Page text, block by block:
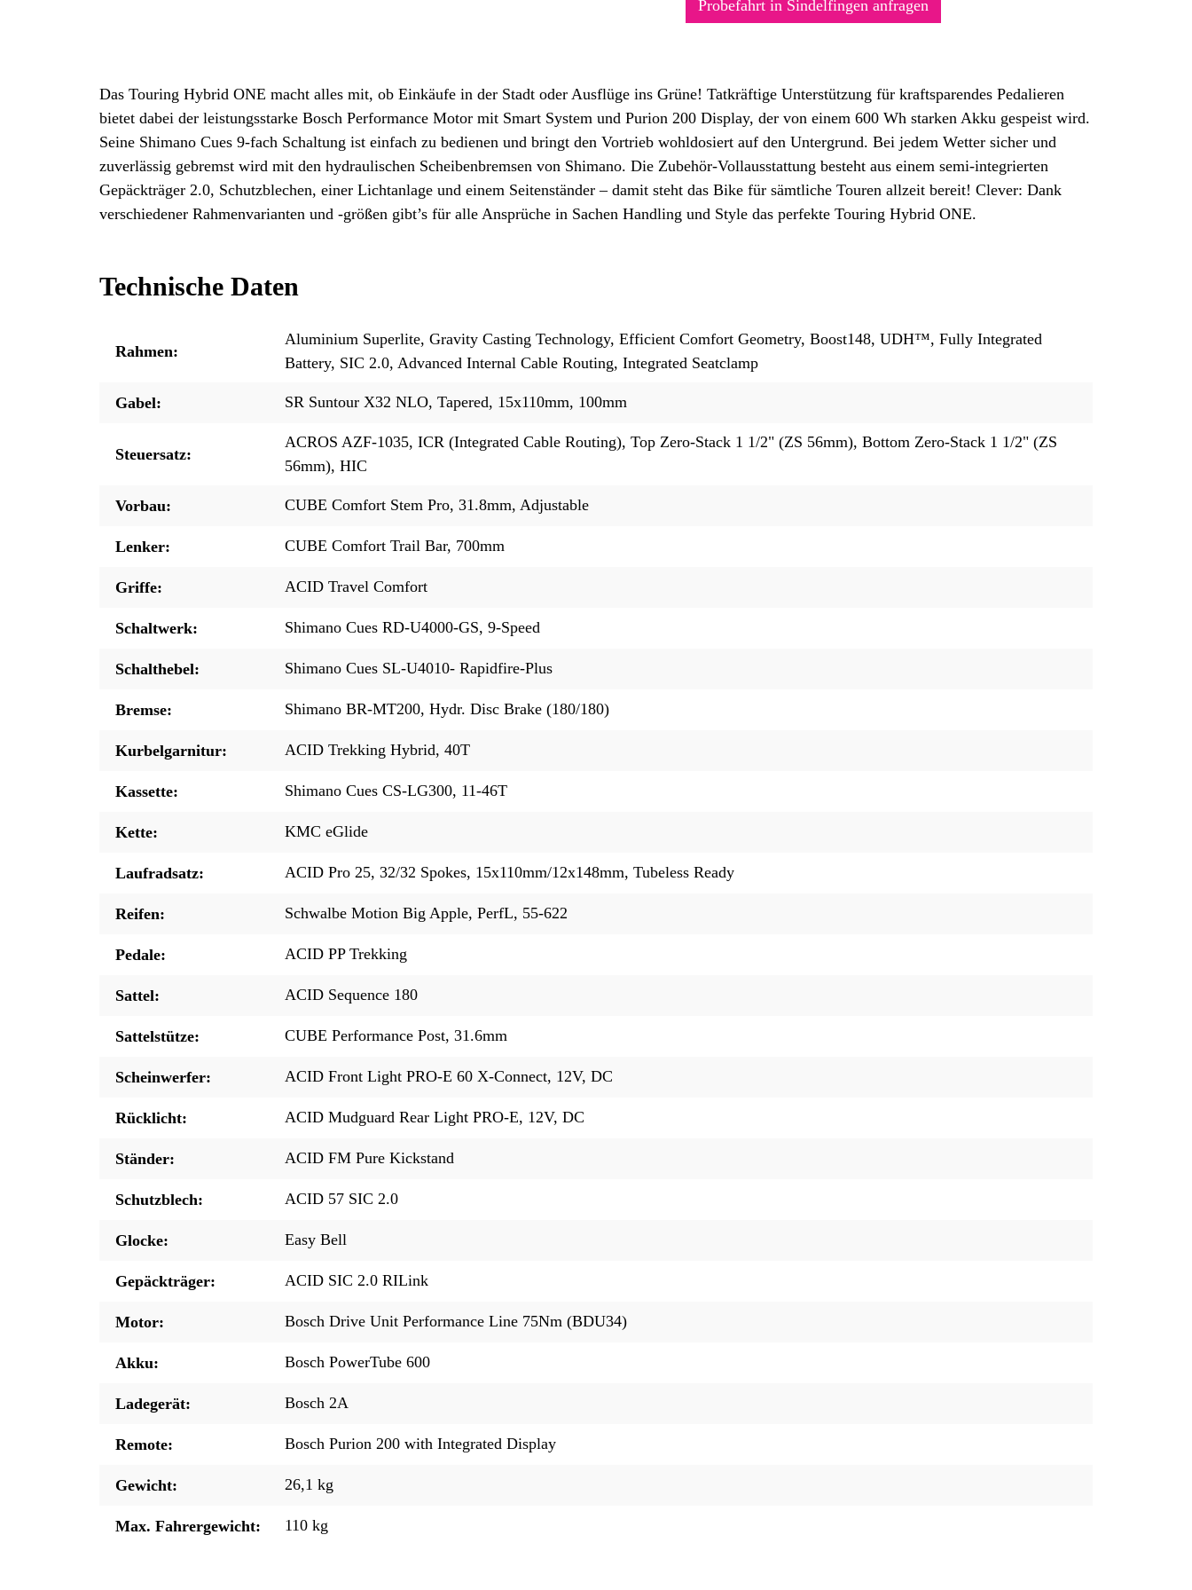
Probefahrt in Sindelfingen anfragen
Das Touring Hybrid ONE macht alles mit, ob Einkäufe in der Stadt oder Ausflüge ins Grüne! Tatkräftige Unterstützung für kraftsparendes Pedalieren
bietet dabei der leistungsstarke Bosch Performance Motor mit Smart System und Purion 200 Display, der von einem 600 Wh starken Akku gespeist wird.
Seine Shimano Cues 9-fach Schaltung ist einfach zu bedienen und bringt den Vortrieb wohldosiert auf den Untergrund. Bei jedem Wetter sicher und
zuverlässig gebremst wird mit den hydraulischen Scheibenbremsen von Shimano. Die Zubehör-Vollausstattung besteht aus einem semi-integrierten
Gepäckträger 2.0, Schutzblechen, einer Lichtanlage und einem Seitenständer – damit steht das Bike für sämtliche Touren allzeit bereit! Clever: Dank
verschiedener Rahmenvarianten und -größen gibt’s für alle Ansprüche in Sachen Handling und Style das perfekte Touring Hybrid ONE.
Technische Daten
Rahmen:
Aluminium Superlite, Gravity Casting Technology, Efficient Comfort Geometry, Boost148, UDH™, Fully Integrated
Battery, SIC 2.0, Advanced Internal Cable Routing, Integrated Seatclamp
Gabel: SR Suntour X32 NLO, Tapered, 15x110mm, 100mm
Steuersatz:
ACROS AZF-1035, ICR (Integrated Cable Routing), Top Zero-Stack 1 1/2" (ZS 56mm), Bottom Zero-Stack 1 1/2" (ZS
56mm), HIC
Vorbau: CUBE Comfort Stem Pro, 31.8mm, Adjustable
Lenker: CUBE Comfort Trail Bar, 700mm
Griffe: ACID Travel Comfort
Schaltwerk: Shimano Cues RD-U4000-GS, 9-Speed
Schalthebel: Shimano Cues SL-U4010- Rapidfire-Plus
Bremse: Shimano BR-MT200, Hydr. Disc Brake (180/180)
Kurbelgarnitur: ACID Trekking Hybrid, 40T
Kassette: Shimano Cues CS-LG300, 11-46T
Kette: KMC eGlide
Laufradsatz: ACID Pro 25, 32/32 Spokes, 15x110mm/12x148mm, Tubeless Ready
Reifen: Schwalbe Motion Big Apple, PerfL, 55-622
Pedale: ACID PP Trekking
Sattel: ACID Sequence 180
Sattelstütze: CUBE Performance Post, 31.6mm
Scheinwerfer: ACID Front Light PRO-E 60 X-Connect, 12V, DC
Rücklicht: ACID Mudguard Rear Light PRO-E, 12V, DC
Ständer: ACID FM Pure Kickstand
Schutzblech: ACID 57 SIC 2.0
Glocke: Easy Bell
Gepäckträger: ACID SIC 2.0 RILink
Motor: Bosch Drive Unit Performance Line 75Nm (BDU34)
Akku: Bosch PowerTube 600
Ladegerät: Bosch 2A
Remote: Bosch Purion 200 with Integrated Display
Gewicht: 26,1 kg
Max. Fahrergewicht: 110 kg